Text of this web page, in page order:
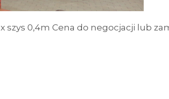
szys 0,4m Cena do negocjacji lub